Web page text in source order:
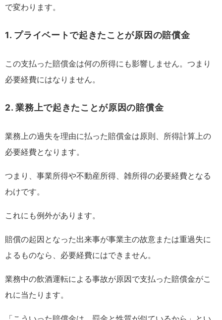
で変わります。
1. プライベートで起きたことが原因の賠償金
この支払った賠償金は何の所得にも影響しません。つまり
必要経費にはなりません。
2. 業務上で起きたことが原因の賠償金
業務上の過失を理由に払った賠償金は原則、所得計算上の
必要経費となります。
つまり、事業所得や不動産所得、雑所得の必要経費となる
わけです。
これにも例外があります。
賠償の起因となった出来事が事業主の故意または重過失に
よるものなら、必要経費にはできません。
業務中の飲酒運転による事故が原因で支払った賠償金がこ
れに当たります。